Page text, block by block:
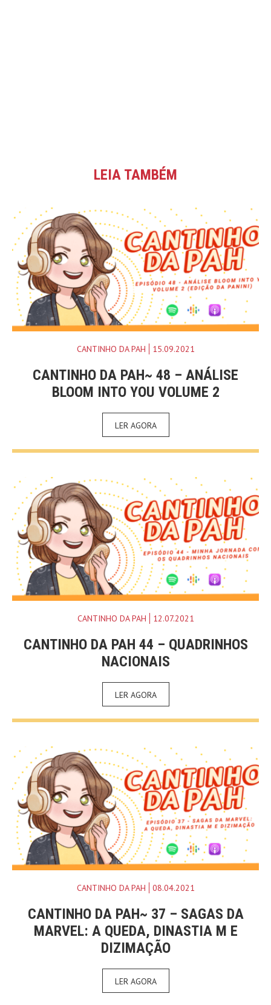
LEIA TAMBÉM
CANTINHO DA PAH 15.09.2021
CANTINHO DA PAH~ 48 – ANÁLISE
BLOOM INTO YOU VOLUME 2
LER AGORA
CANTINHO DA PAH 12.07.2021
CANTINHO DA PAH 44 – QUADRINHOS
NACIONAIS
LER AGORA
CANTINHO DA PAH 08.04.2021
CANTINHO DA PAH~ 37 – SAGAS DA
MARVEL: A QUEDA, DINASTIA M E
DIZIMAÇÃO
LER AGORA